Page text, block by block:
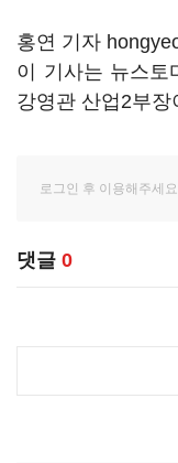
홍연 기자
이 기사는 뉴스토
강영관 산업2부장
댓글 0